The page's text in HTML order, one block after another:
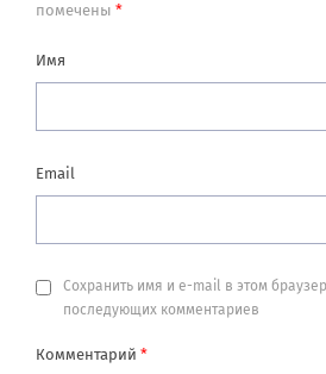
помечены *
Имя
Email
Сохранить имя и e-mail в этом
последующих комментариев
Комментарий *